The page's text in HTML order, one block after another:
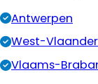
Antwerpen
West-
Vlaams-